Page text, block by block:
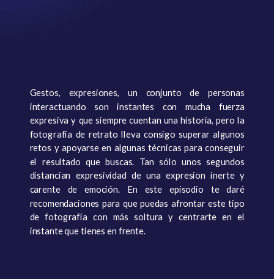
Gestos, expresiones, un conjunto de personas
interactuando son instantes con mucha fuerza
expresiva y que siempre cuentan una historia, pero la
fotografía de retrato lleva consigo superar algunos
retos y apoyarse en algunas técnicas para conseguir
el resultado que buscas. Tan sólo unos segundos
distancian expresividad de una expresion inerte y
carente de emoción. En este episodio te daré
recomendaciones para que puedas afrontar este tipo
de fotografía con más soltura y centrarte en el
instante que tienes en frente.